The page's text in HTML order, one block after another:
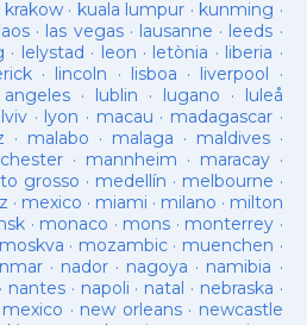
krakow· kuala lumpur · kunming ·
laos· las vegas· lausanne · leeds ·
· lelystad · leon · letònia · liberia ·
· lincoln · lisboa · liverpool ·
· lublin · lugano · luleå
lviv · lyon · macau · madagascar·
· malabo · malaga · maldives·
· mannheim · maracay·
grosso · medellín · melbourne ·
· mexico · miami · milano · milton
· monaco · mons · monterrey ·
moskva · mozambic· muenchen ·
· nador · nagoya · namibia ·
· nantes · napoli · natal · nebraska ·
· new orleans· newcastle